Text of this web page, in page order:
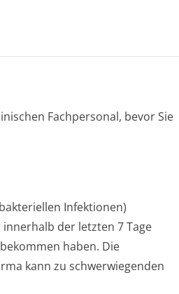
Fachpersonal, bevor Sie
Infektionen)
der letzten 7 Tage
haben. Die
kann zu schwerwiegenden